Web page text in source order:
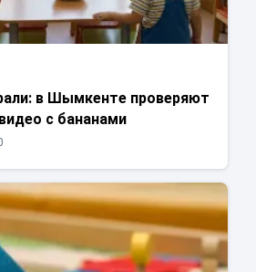
в Шымкенте проверяют
с бананами